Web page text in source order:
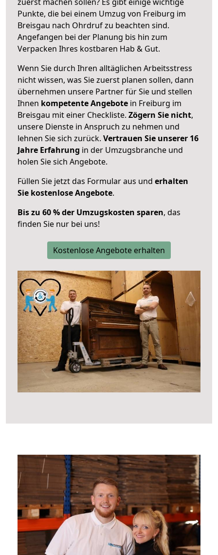
Punkte, die bei einem Umzug von Freiburg im
Breisgau nach Ohrdruf zu beachten sind.
Angefangen bei der Planung bis hin zum
Verpacken Ihres kostbaren Hab & Gut.
Wenn Sie durch Ihren alltäglichen Arbeitsstress
nicht wissen, was Sie zuerst planen sollen, dann
übernehmen unsere Partner für Sie und stellen
Ihnen kompetente Angebote in Freiburg im
Breisgau mit einer Checkliste. Zögern Sie nicht,
unsere Dienste in Anspruch zu nehmen und
lehnen Sie sich zurück. Vertrauen Sie unserer 16
Jahre Erfahrung in der Umzugsbranche und
holen Sie sich Angebote.
Füllen Sie jetzt das Formular aus und erhalten
Sie kostenlose Angebote.
Bis zu 60 % der Umzugskosten sparen, das
finden Sie nur bei uns!
Kostenlose Angebote erhalten